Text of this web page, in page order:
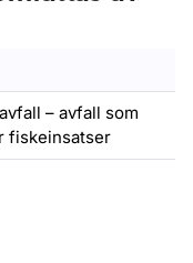
– avfall som
fiskeinsatser